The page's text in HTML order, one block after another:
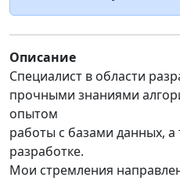
Описание
Специалист в области
прочными знаниями
опытом
работы с базами данных,
разработке.
Мои стремления